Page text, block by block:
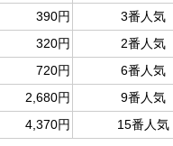
390円
3番人気
320円
2番人気
720円
6番人気
2,680円
9番人気
4,370円 15番人気